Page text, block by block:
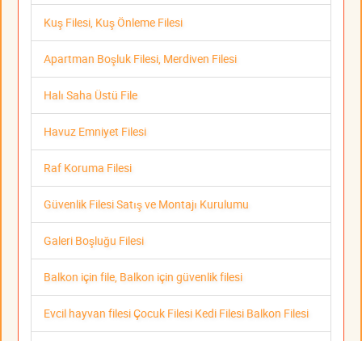
Kuş Filesi, Kuş Önleme Filesi
Apartman Boşluk Filesi, Merdiven Filesi
Halı Saha Üstü File
Havuz Emniyet Filesi
Raf Koruma Filesi
Güvenlik Filesi Satış ve Montajı Kurulumu
Galeri Boşluğu Filesi
Balkon için file, Balkon için güvenlik filesi
Evcil hayvan filesi Çocuk Filesi Kedi Filesi Balkon Filesi